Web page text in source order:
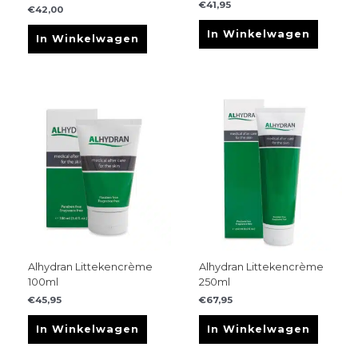
€42,00
In Winkelwagen
€41,95
In Winkelwagen
Alhydran Littekencrème
100ml
€45,95
In Winkelwagen
Alhydran Littekencrème
250ml
€67,95
In Winkelwagen